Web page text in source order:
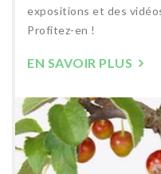
expositions et des
Profitez-en !
EN SAVOIR PLUS